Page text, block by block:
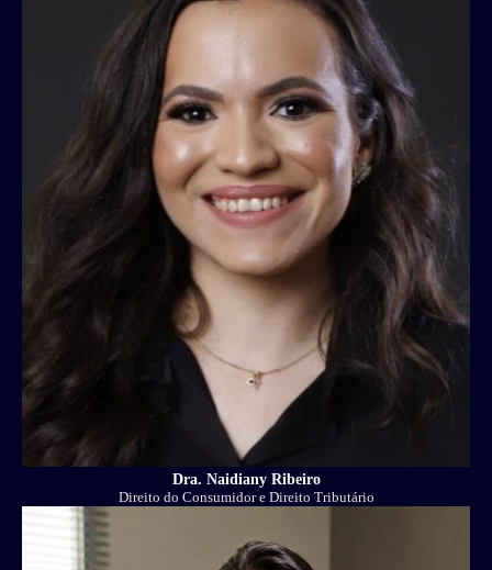
Dra. Naidiany Ribeiro
Direito do Consumidor e Direito Tributário